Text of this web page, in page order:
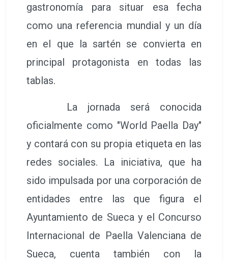
gastronomía para situar esa fecha
como una referencia mundial y un día
en el que la sartén se convierta en
principal protagonista en todas las
tablas.
La jornada será conocida
oficialmente como "World Paella Day"
y contará con su propia etiqueta en las
redes sociales. La iniciativa, que ha
sido impulsada por una corporación de
entidades entre las que figura el
Ayuntamiento de Sueca y el Concurso
Internacional de Paella Valenciana de
Sueca, cuenta también con la